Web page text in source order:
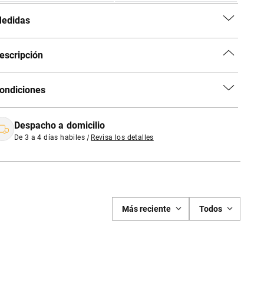
Despacho a domicilio
De 3 a 4 días habiles | Revisa los detalles
Más reciente Todos